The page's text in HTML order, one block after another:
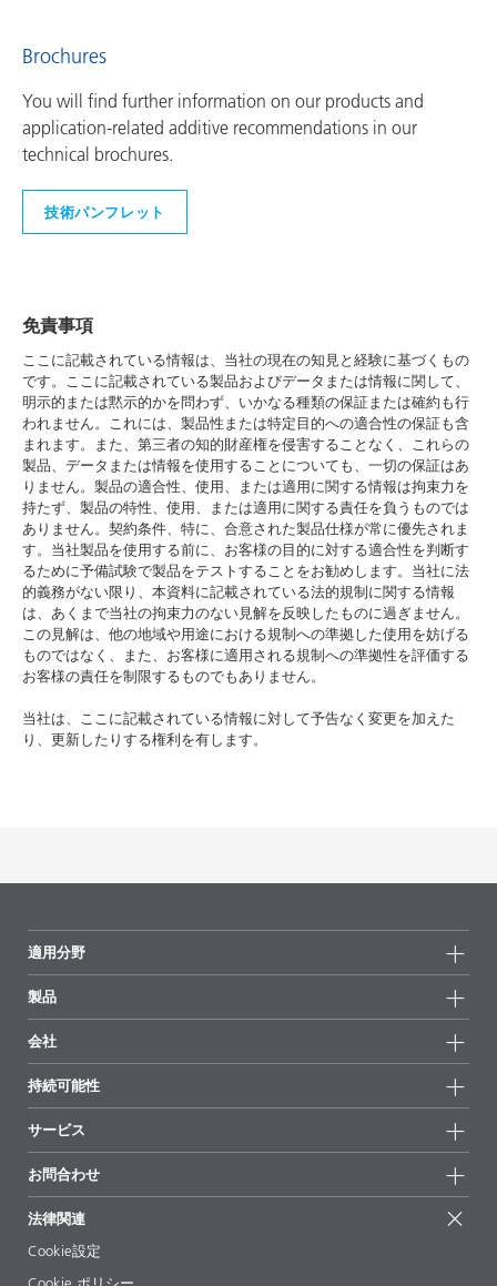
Brochures
You will find further information on our products and
application-related additive recommendations in our
technical brochures.
技術パンフレット
免責事項
ここに記載されている情報は、当社の現在の知見と経験に基づくもの
です。ここに記載されている製品およびデータまたは情報に関して、
明示的または黙示的かを問わず、いかなる種類の保証または確約も行
われません。これには、製品性または特定目的への適合性の保証も含
まれます。また、第三者の知的財産権を侵害することなく、これらの
製品、データまたは情報を使用することについても、一切の保証はあ
りません。製品の適合性、使用、または適用に関する情報は拘束力を
持たず、製品の特性、使用、または適用に関する責任を負うものでは
ありません。契約条件、特に、合意された製品仕様が常に優先されま
す。当社製品を使用する前に、お客様の目的に対する適合性を判断す
るために予備試験で製品をテストすることをお勧めします。当社に法
的義務がない限り、本資料に記載されている法的規制に関する情報
は、あくまで当社の拘束力のない見解を反映したものに過ぎません。
この見解は、他の地域や用途における規制への準拠した使用を妨げる
ものではなく、また、お客様に適用される規制への準拠性を評価する
お客様の責任を制限するものでもありません。
当社は、ここに記載されている情報に対して予告なく変更を加えた
り、更新したりする権利を有します。
適用分野
製品
全製品
ハイライト
会社
ニュース
拠点と販売代理店
展示会 & イベント
経営陣
持続可能性
持続可能な製品
サクセスストーリー
EcoVadis
証明書
サービス
配合の出発点
論文記事
ebooks(電子書籍)
お問合わせ
法律関連
Cookie設定